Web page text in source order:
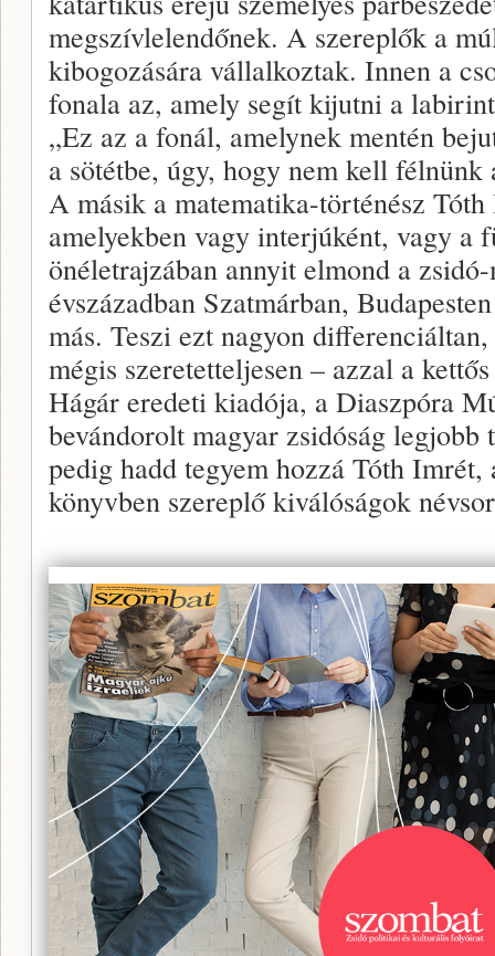
megszívlelendőnek. A szereplők a
kibogozására vállalkoztak. Innen a
fonala az, amely segít kijutni a
„Ez az a fonál, amelynek mentén
a sötétbe, úgy, hogy nem kell
A másik a matematika-történész
amelyekben vagy interjúként, vagy a
önéletrajzában annyit elmond a
évszázadban Szatmárban,
más. Teszi ezt nagyon
mégis szeretetteljesen – azzal a
Hágár eredeti kiadója, a Diaszpóra
bevándorolt magyar zsidóság legjobb
pedig hadd tegyem hozzá Tóth Imrét,
könyvben szereplő kiválóságok